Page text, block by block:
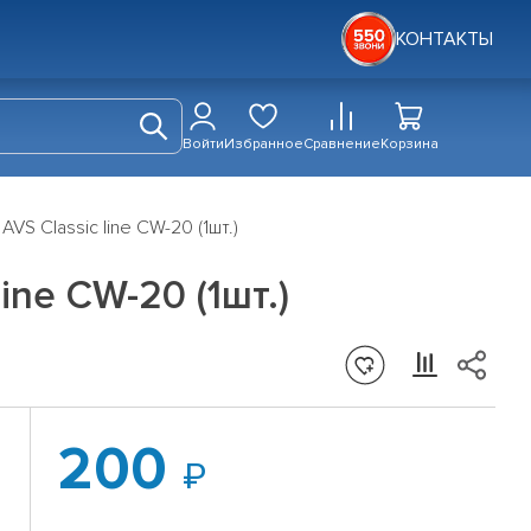
КОНТАКТЫ
ВойтиИзбранноеСравнениеКорзина
Classic line CW-20 (1шт.)
CW-20 (1шт.)
200